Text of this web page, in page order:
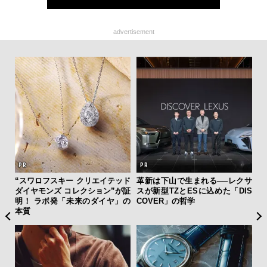
advertisement
“スワロフスキー クリエイテッド
ダイヤモンズ コレクション”が証
明！ ラボ発「未来のダイヤ」の
本質
革新は下山で生まれる──レクサ
スが新型TZとESに込めた「DIS
COVER」の哲学